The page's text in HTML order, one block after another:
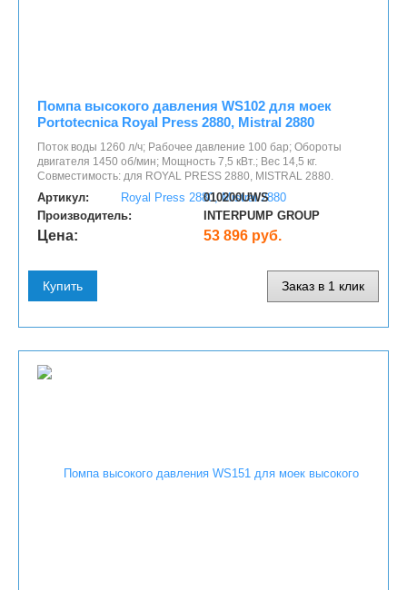
Помпа высокого давления WS102 для моек
Portotecnica Royal Press 2880, Mistral 2880
Поток воды 1260 л/ч; Рабочее давление 100 бар; Обороты
двигателя 1450 об/мин; Мощность 7,5 кВт.; Вес 14,5 кг.
Совместимость: для ROYAL PRESS 2880, MISTRAL 2880.
Артикул:
010200UWS
Производитель:
INTERPUMP GROUP
Цена: 53 896 руб.
Купить Заказ в 1 клик